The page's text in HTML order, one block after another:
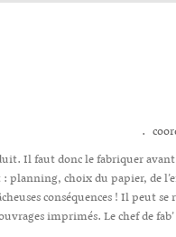
Il faut donc le fabriquer
choix du papier, de
conséquences ! Il peut
imprimés. Le chef de